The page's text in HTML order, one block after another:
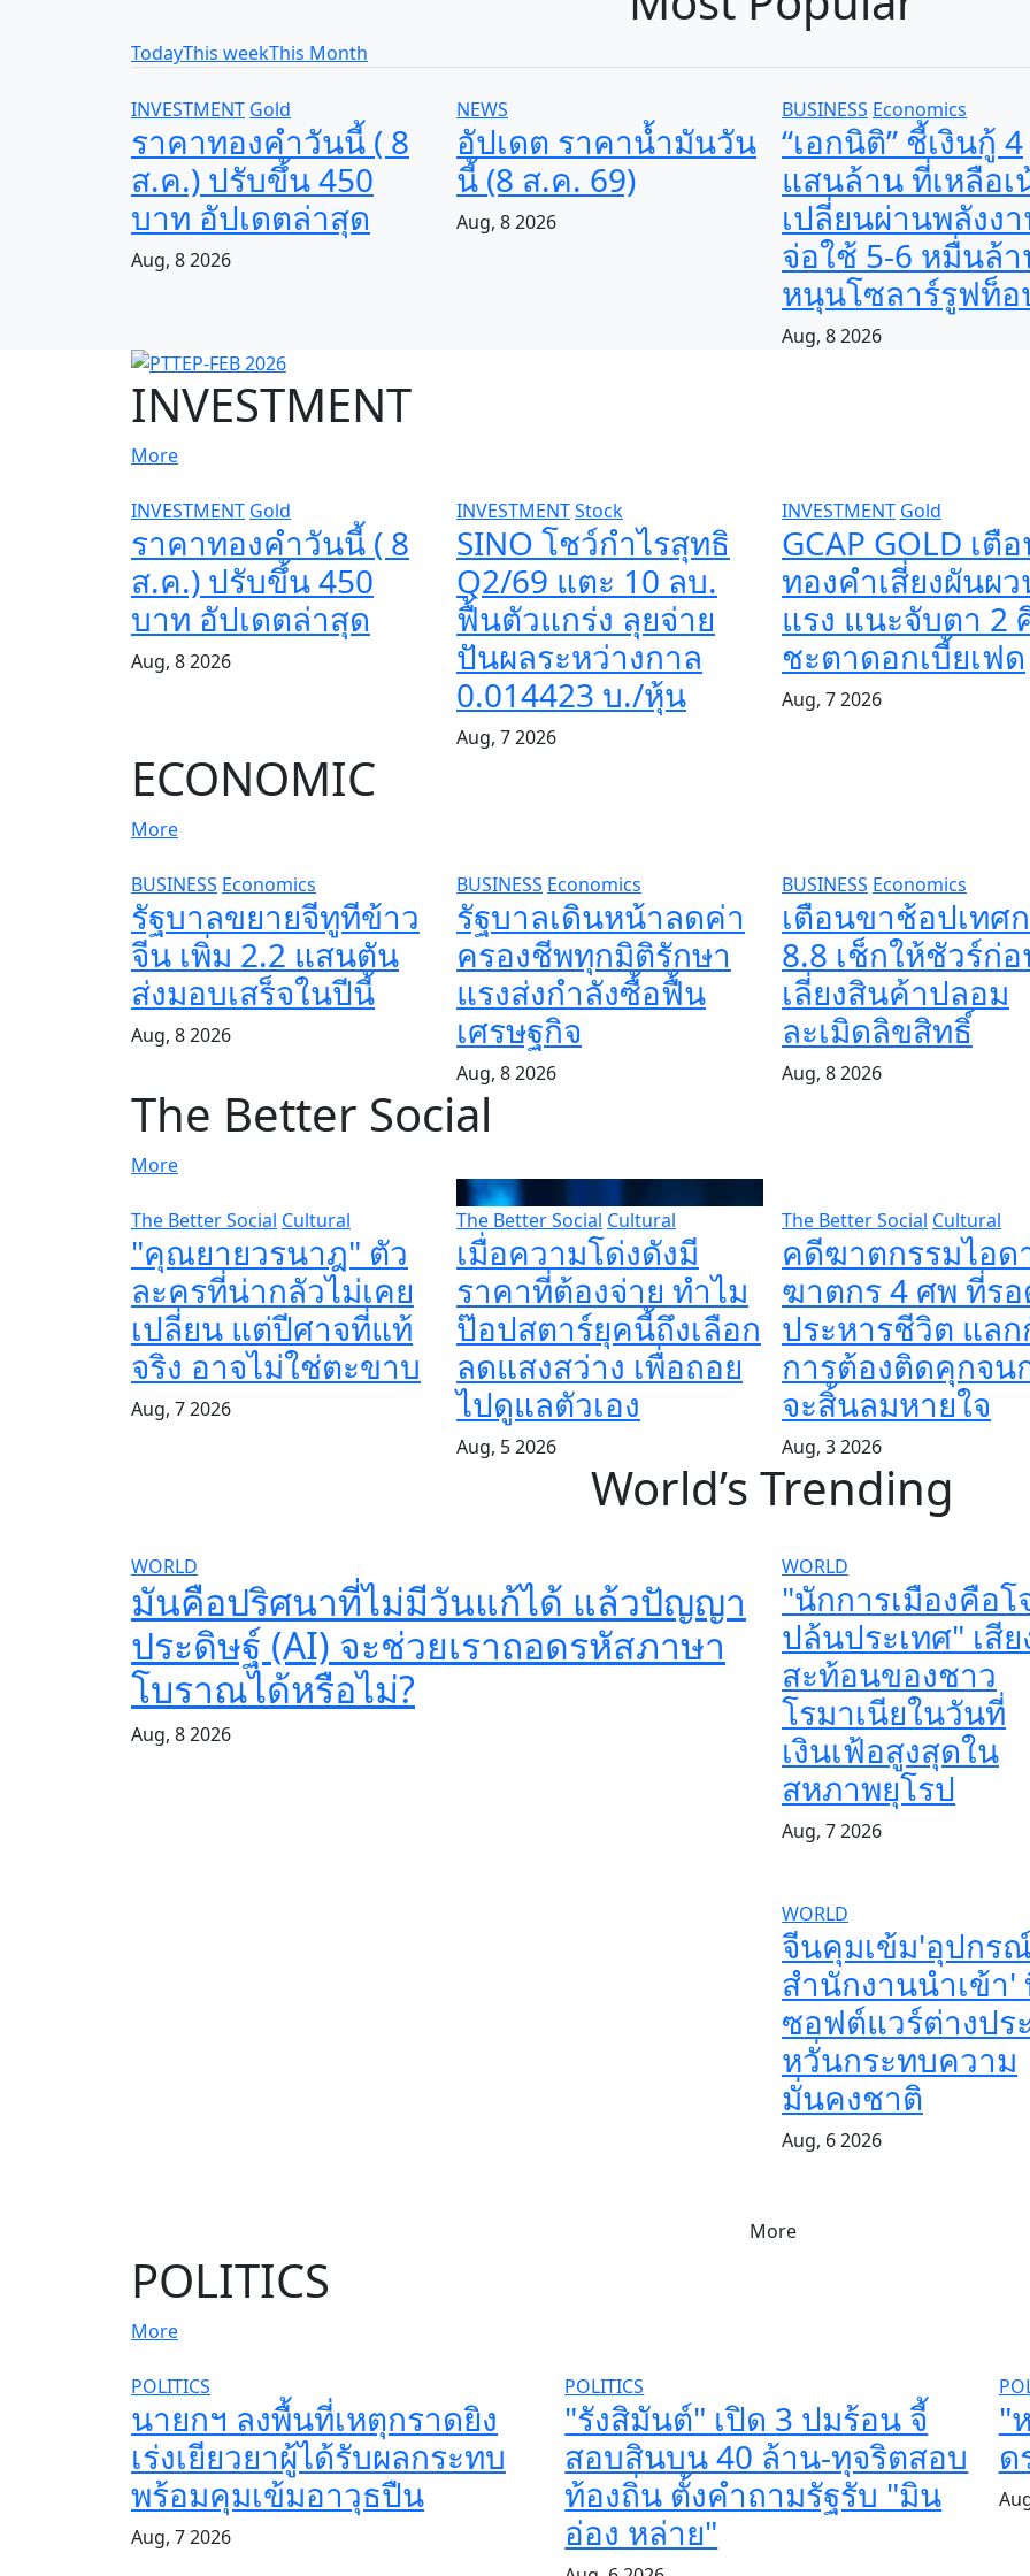
TodayThis weekThis Month
INVESTMENT Gold
ราคาทองคำวันนี้ ( 8
ส.ค.) ปรับขึ้น 450
บาท อัปเดตล่าสุด​
Aug, 8 2026
NEWS
อัปเดต ราคาน้ำมันวัน
นี้ (8 ส.ค. 69)
Aug, 8 2026
BUSINESS Economics
“เอกนิติ” ชี้เงินกู้ 4
แสนล้าน ที่เหลือเ
เปลี่ยนผ่านพลังง
จ่อใช้ 5-6 หมื่นล้
หนุนโซลาร์รูฟท็อ
Aug, 8 2026
INVESTMENT
More
INVESTMENT Gold
ราคาทองคำวันนี้ ( 8
ส.ค.) ปรับขึ้น 450
บาท อัปเดตล่าสุด​
Aug, 8 2026
INVESTMENTStock
SINO โชว์กำไรสุทธิ
Q2/69 แตะ 10 ลบ.
ฟื้นตัวแกร่ง ลุยจ่าย
ปันผลระหว่างกาล
0.014423 บ./หุ้น
Aug, 7 2026
INVESTMENT Gold
GCAP GOLD เตื
ทองคำเสี่ยงผันผ
แรง แนะจับตา 2
ชะตาดอกเบี้ยเฟด
Aug, 7 2026
ECONOMIC
More
BUSINESS Economics
รัฐบาลขยายจีทูทีข้าว
จีน เพิ่ม 2.2 แสนตัน
ส่งมอบเสร็จในปีนี้
Aug, 8 2026
BUSINESS Economics
รัฐบาลเดินหน้าลดค่า
ครองชีพทุกมิติรักษา
แรงส่งกำลังซื้อฟื้น
เศรษฐกิจ
Aug, 8 2026
BUSINESS Economics
เตือนขาช้อปเทศ
8.8 เช็กให้ชัวร์ก่
เลี่ยงสินค้าปลอม
ละเมิดลิขสิทธิ์
Aug, 8 2026
The Better Social
More
The Better Social Cultural
"คุณยายวรนาฎ" ตัว
ละครที่น่ากลัวไม่เคย
เปลี่ยน แต่ปีศาจที่แท้
จริง อาจไม่ใช่ตะขาบ
Aug, 7 2026
The Better Social Cultural
เมื่อความโด่งดังมี
ราคาที่ต้องจ่าย ทำไม
ป๊อปสตาร์ยุคนี้ถึงเลือก
ลดแสงสว่าง เพื่อถอย
ไปดูแลตัวเอง
Aug, 5 2026
The Better Social Cultural
คดีฆาตกรรมไอด
ฆาตกร 4 ศพ ที่ร
ประหารชีวิต แล
การต้องติดคุกจน
จะสิ้นลมหายใจ
Aug, 3 2026
World’s Trending
WORLD
มันคือปริศนาที่ไม่มีวันแก้ได้ แล้วปัญญา
ประดิษฐ์ (AI) จะช่วยเราถอดรหัสภาษา
โบราณได้หรือไม่?
Aug, 8 2026
WORLD
"นักการเมืองคือโ
ปล้นประเทศ" เสีย
สะท้อนของชาว
โรมาเนียในวันที่
เงินเฟ้อสูงสุดใน
สหภาพยุโรป
Aug, 7 2026
WORLD
จีนคุมเข้ม'อุปกรณ์
สำนักงานนำเข้า'
ซอฟต์แวร์ต่างปร
หวั่นกระทบความ
มั่นคงชาติ
Aug, 6 2026
More
POLITICS
More
POLITICS
นายกฯ ลงพื้นที่เหตุกราดยิง
เร่งเยียวยาผู้ได้รับผลกระทบ
พร้อมคุมเข้มอาวุธปืน
Aug, 7 2026
POLITICS
"รังสิมันต์" เปิด 3 ปมร้อน จี้
สอบสินบน 40 ล้าน-ทุจริตสอบ
ท้องถิ่น ตั้งคำถามรัฐรับ "มิน
อ่อง หล่าย"
"
ด